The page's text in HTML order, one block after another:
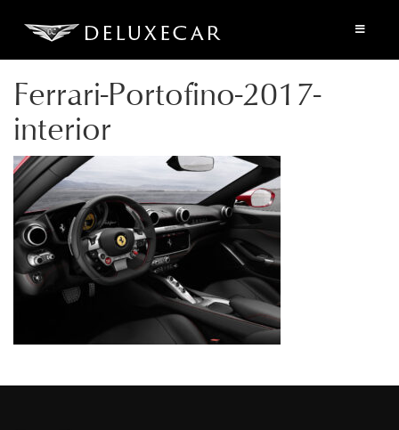
Ferrari-Portofino-2017-
interior